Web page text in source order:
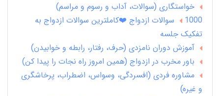
خواستگاری (سوالات، آداب و رسوم و مراسم)
1000 سوالات ازدواج ❤️کاملترین سوالات ازدواج به
تفکیک جلسه
آموزش دوران نامزدی (حرف، رفتار، رابطه و خوابیدن)
باور مخرب در ازدواج (همین امروز راه نجات را پیدا کن)
مشاوره فردی (افسردگی، وسواس، اضطراب، پرخاشگری
و غیره)